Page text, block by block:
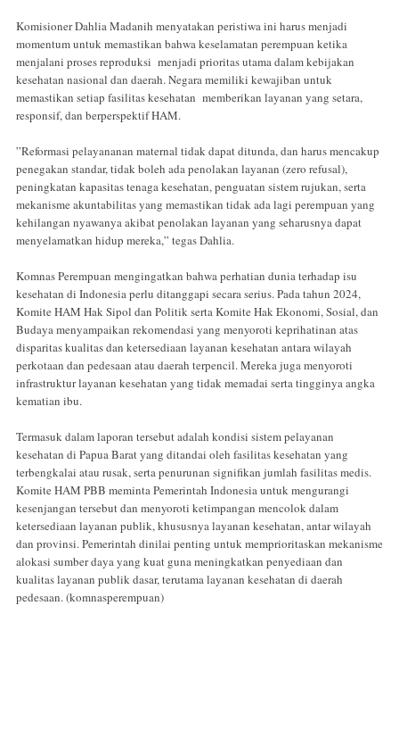
Komisioner Dahlia Madanih menyatakan peristiwa ini harus menjadi
momentum untuk memastikan bahwa keselamatan perempuan ketika
menjalani proses reproduksi menjadi prioritas utama dalam kebijakan
kesehatan nasional dan daerah. Negara memiliki kewajiban untuk
memastikan setiap fasilitas kesehatan memberikan layanan yang setara,
responsif, dan berperspektif HAM.
”Reformasi pelayananan maternal tidak dapat ditunda, dan harus mencakup
penegakan standar, tidak boleh ada penolakan layanan (zero refusal),
peningkatan kapasitas tenaga kesehatan, penguatan sistem rujukan, serta
mekanisme akuntabilitas yang memastikan tidak ada lagi perempuan yang
kehilangan nyawanya akibat penolakan layanan yang seharusnya dapat
menyelamatkan hidup mereka,” tegas Dahlia.
Komnas Perempuan mengingatkan bahwa perhatian dunia terhadap isu
kesehatan di Indonesia perlu ditanggapi secara serius. Pada tahun 2024,
Komite HAM Hak Sipol dan Politik serta Komite Hak Ekonomi, Sosial, dan
Budaya menyampaikan rekomendasi yang menyoroti keprihatinan atas
disparitas kualitas dan ketersediaan layanan kesehatan antara wilayah
perkotaan dan pedesaan atau daerah terpencil. Mereka juga menyoroti
infrastruktur layanan kesehatan yang tidak memadai serta tingginya angka
kematian ibu.
Termasuk dalam laporan tersebut adalah kondisi sistem pelayanan
kesehatan di Papua Barat yang ditandai oleh fasilitas kesehatan yang
terbengkalai atau rusak, serta penurunan signifikan jumlah fasilitas medis.
Komite HAM PBB meminta Pemerintah Indonesia untuk mengurangi
kesenjangan tersebut dan menyoroti ketimpangan mencolok dalam
ketersediaan layanan publik, khususnya layanan kesehatan, antar wilayah
dan provinsi. Pemerintah dinilai penting untuk memprioritaskan mekanisme
alokasi sumber daya yang kuat guna meningkatkan penyediaan dan
kualitas layanan publik dasar, terutama layanan kesehatan di daerah
pedesaan. (komnasperempuan)